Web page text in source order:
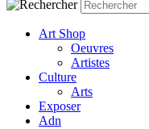
Art Shop
Oeuvres
Artistes
Culture
Arts
Exposer
Adn